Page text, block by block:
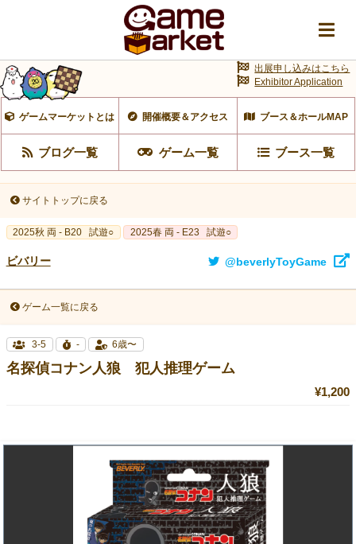
ゲームマーケットとは 開催概要＆アクセス ブース＆ホールMAP
ブログ一覧 ゲーム一覧 ブース一覧
出展申し込みはこちら
Exhibitor Application
サイトトップに戻る
2025秋 両 - B20 試遊○ 2025春 両 - E23 試遊○
ビバリー @beverlyToyGame
ゲーム一覧に戻る
3-5 - 6歳〜
名探偵コナン人狼 犯人推理ゲーム
¥1,200